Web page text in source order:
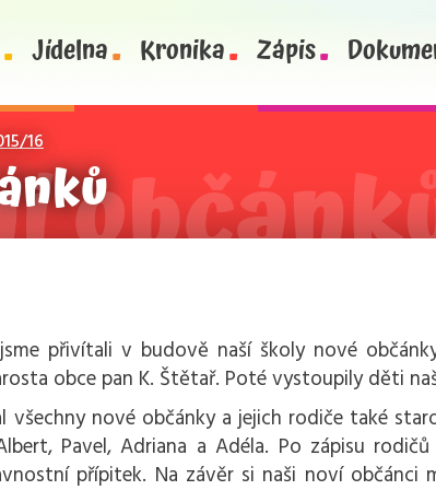
Jídelna Kronika Zápis
16
přivítali v budově naší školy nové
obce pan K. Štětař. Poté vystoupily děti
nové občánky a jejich rodiče také
Pavel, Adriana a Adéla. Po zápisu
přípitek. Na závěr si naši noví